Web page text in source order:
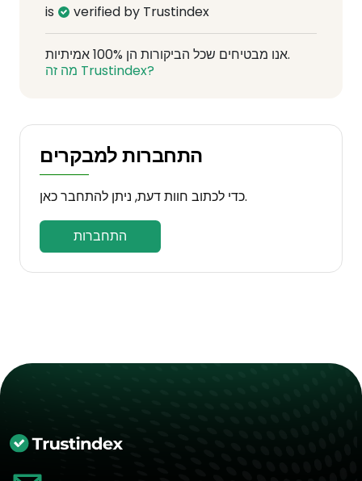
is verified by Trustindex
אנו מבטיחים שכל הביקורות הן 100% אמיתיות.
מה זה Trustindex?
התחברות למבקרים
כדי לכתוב חוות דעת, ניתן להתחבר כאן.
התחברות